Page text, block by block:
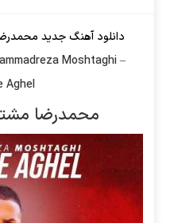
دانلود آهنگ جدید
Moshtaghi–
Aghel
محمدرضا